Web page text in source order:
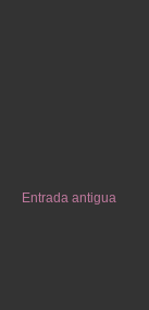
Entrada antigua